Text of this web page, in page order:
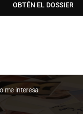
OBTÉN EL DOSSIER
me interesa